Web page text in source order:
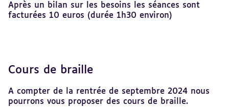
Après un bilan sur les besoins les séances sont
facturées 10 euros (durée 1h30 environ)
Cours de braille
A compter de la rentrée de septembre 2024 nous
pourrons vous proposer des cours de braille.